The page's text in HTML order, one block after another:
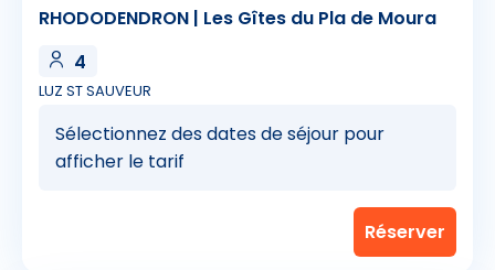
RHODODENDRON | Les Gîtes du Pla de Moura
4
LUZ ST SAUVEUR
Sélectionnez des dates de séjour pour
afficher le tarif